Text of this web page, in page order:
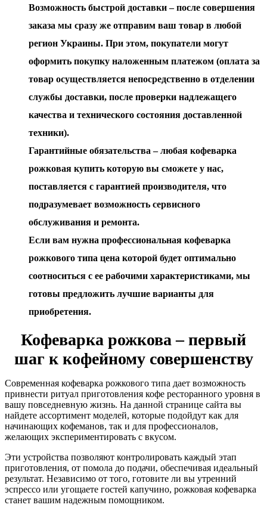
Возможность быстрой доставки – после совершения
заказа мы сразу же отправим ваш товар в любой
регион Украины. При этом, покупатели могут
оформить покупку наложенным платежом (оплата за
товар осуществляется непосредственно в отделении
службы доставки, после проверки надлежащего
качества и технического состояния доставленной
техники).
Гарантийные обязательства – любая кофеварка
рожковая купить которую вы сможете у нас,
поставляется с гарантией производителя, что
подразумевает возможность сервисного
обслуживания и ремонта.
Если вам нужна профессиональная кофеварка
рожкового типа цена которой будет оптимально
соотноситься с ее рабочими характеристиками, мы
готовы предложить лучшие варианты для
приобретения.
Кофеварка рожкова – первый
шаг к кофейному совершенству
Современная кофеварка рожкового типа дает возможность
привнести ритуал приготовления кофе ресторанного уровня в
вашу повседневную жизнь. На данной странице сайта вы
найдете ассортимент моделей, которые подойдут как для
начинающих кофеманов, так и для профессионалов,
желающих экспериментировать с вкусом.
Эти устройства позволяют контролировать каждый этап
приготовления, от помола до подачи, обеспечивая идеальный
результат. Независимо от того, готовите ли вы утренний
эспрессо или угощаете гостей капучино, рожковая кофеварка
станет вашим надежным помощником.